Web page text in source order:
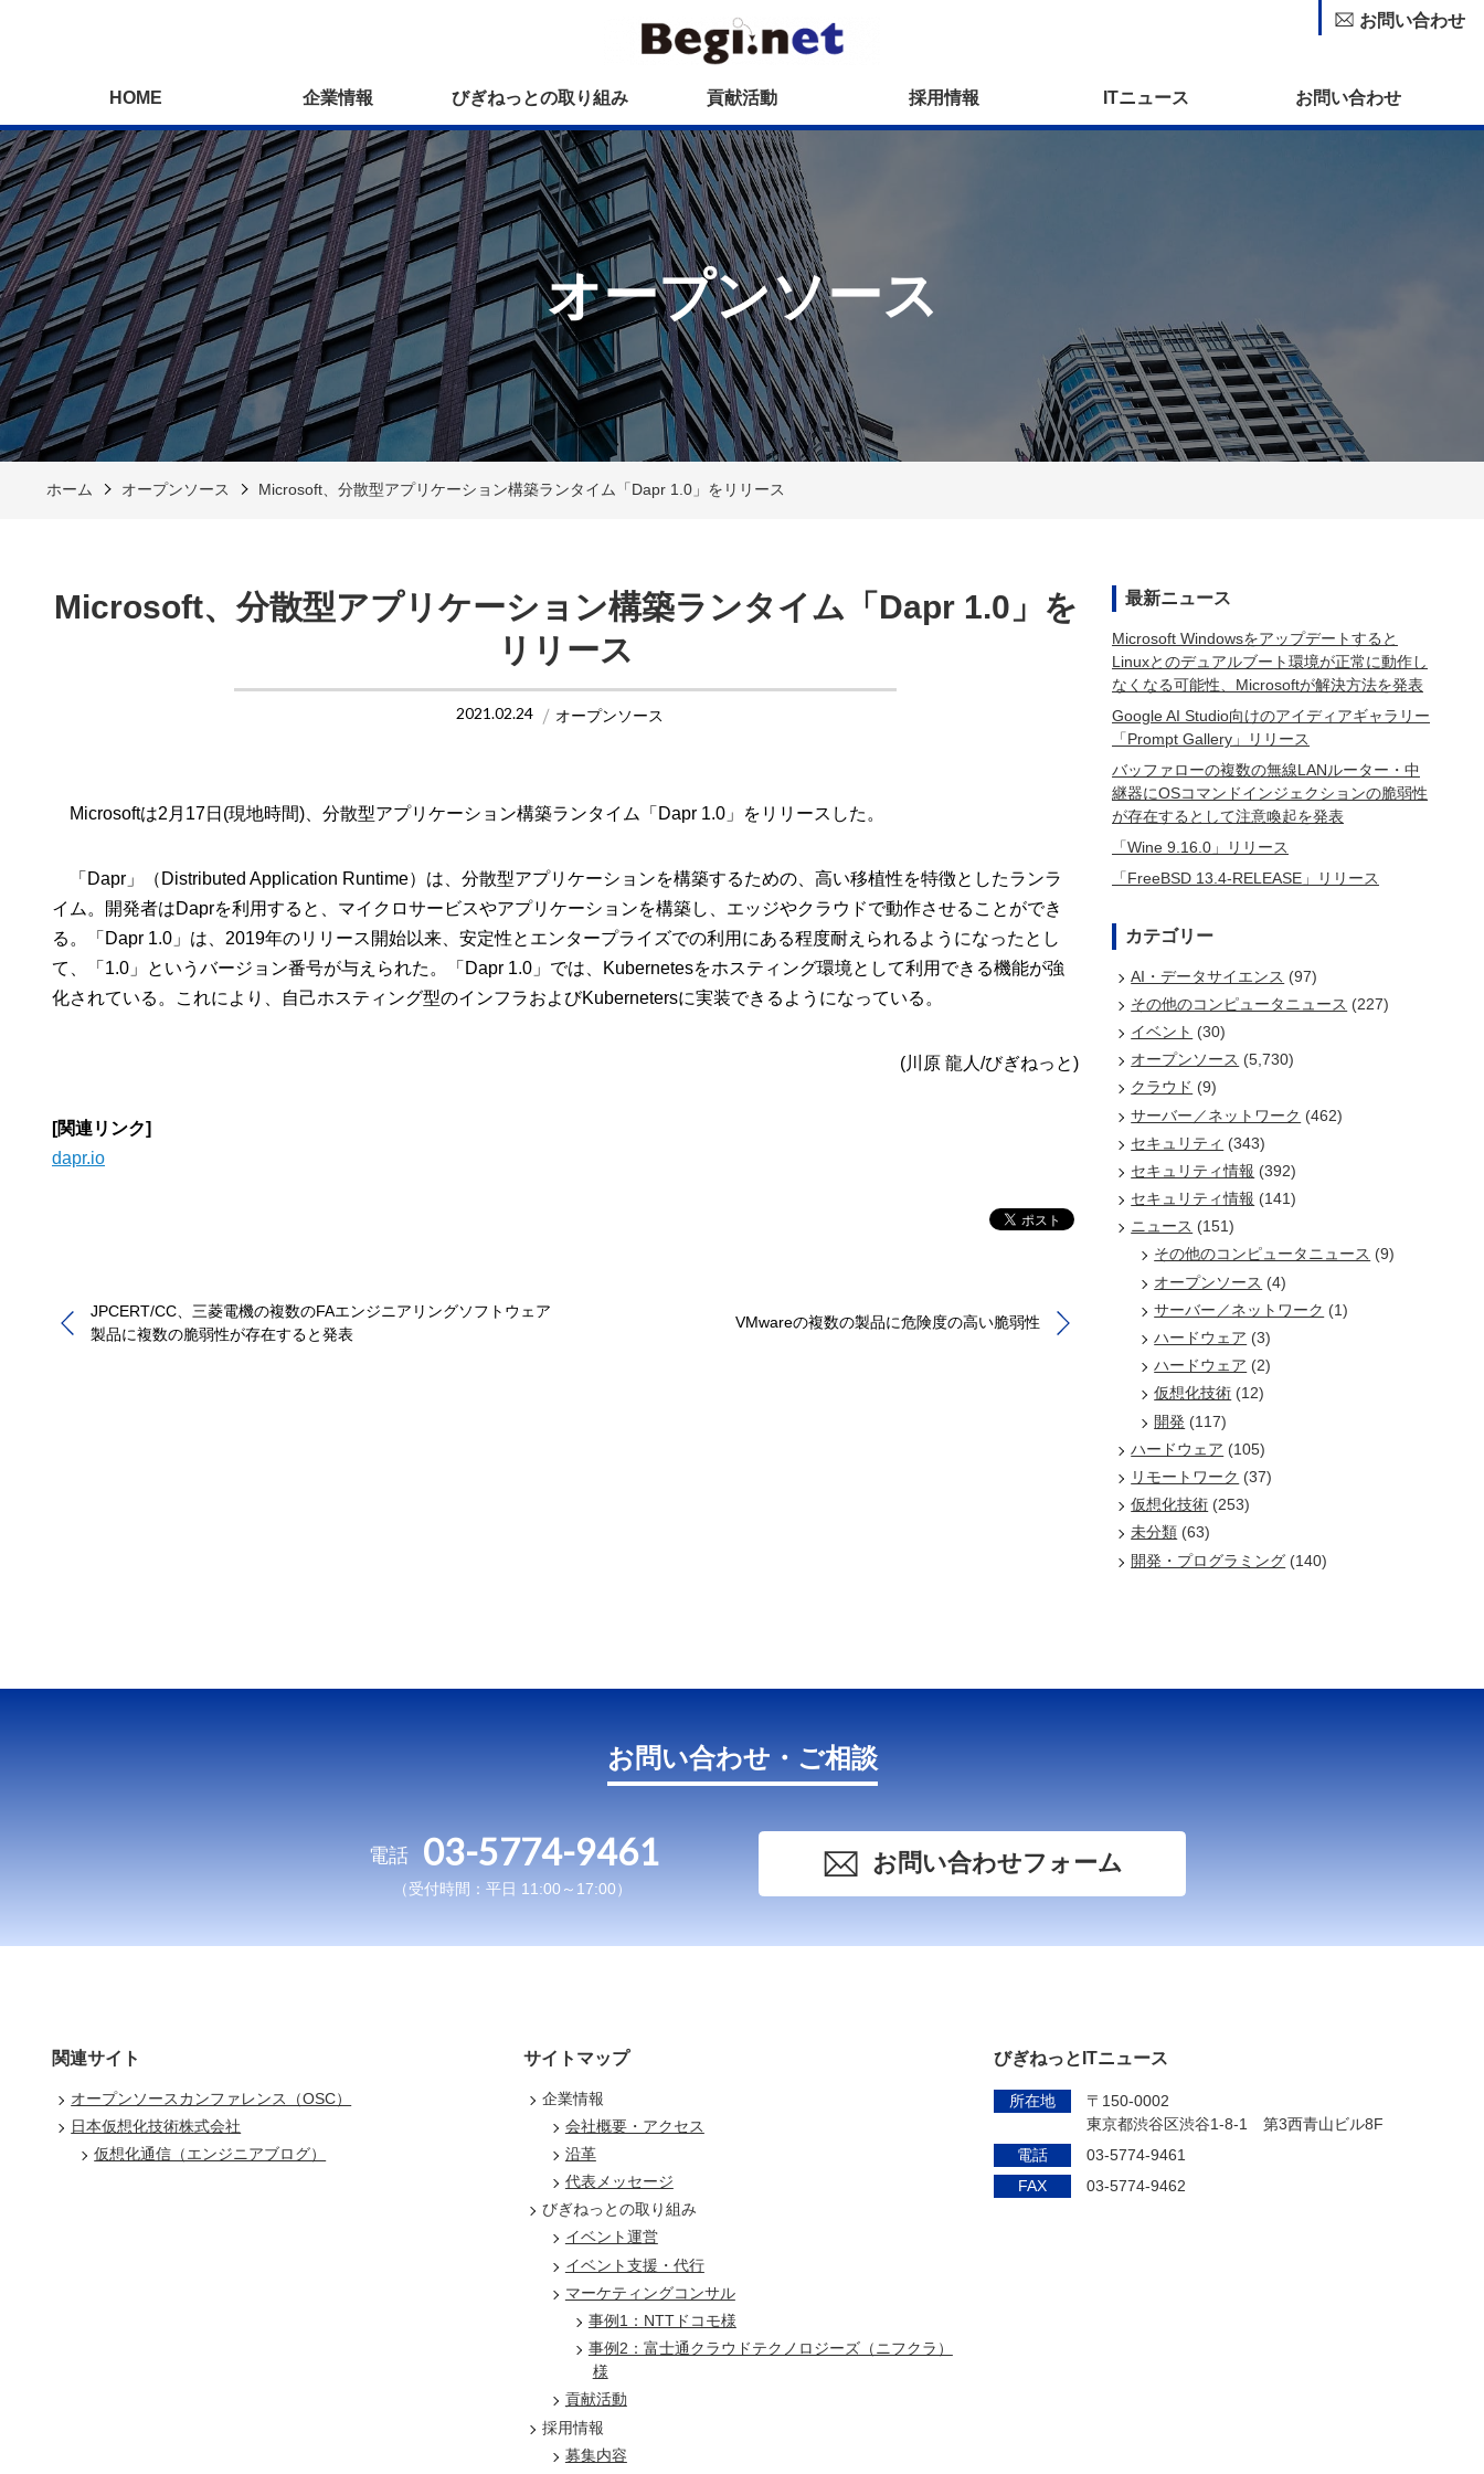
HOME 企業情報 びぎねっとの取り組み 貢献活動 採用情報 ITニュース お問い合わせ
お問い合わせ
オープンソース
ホーム オープンソース Microsoft、分散型アプリケーション構築ランタイム「Dapr 1.0」をリリース
Microsoft、分散型アプリケーション構築ランタイム「Dapr 1.0」を
リリース
2021.02.24 オープンソース
Microsoftは2月17日(現地時間)、分散型アプリケーション構築ランタイム「Dapr 1.0」をリリースした。
「Dapr」（Distributed Application Runtime）は、分散型アプリケーションを構築するための、高い移植性を特徴としたランラ
イム。開発者はDaprを利用すると、マイクロサービスやアプリケーションを構築し、エッジやクラウドで動作させることができ
る。「Dapr 1.0」は、2019年のリリース開始以来、安定性とエンタープライズでの利用にある程度耐えられるようになったとし
て、「1.0」というバージョン番号が与えられた。「Dapr 1.0」では、Kubernetesをホスティング環境として利用できる機能が強
化されている。これにより、自己ホスティング型のインフラおよびKubernetersに実装できるようになっている。
(川原 龍人/びぎねっと)
[関連リンク]
dapr.io
JPCERT/CC、三菱電機の複数のFAエンジニアリングソフトウェア
製品に複数の脆弱性が存在すると発表
VMwareの複数の製品に危険度の高い脆弱性
最新ニュース
Microsoft Windowsをアップデートすると
Linuxとのデュアルブート環境が正常に動作し
なくなる可能性、Microsoftが解決方法を発表
Google AI Studio向けのアイディアギャラリー
「Prompt Gallery」リリース
バッファローの複数の無線LANルーター・中
継器にOSコマンドインジェクションの脆弱性
が存在するとして注意喚起を発表
「Wine 9.16.0」リリース
「FreeBSD 13.4-RELEASE」リリース
カテゴリー
AI・データサイエンス (97)
その他のコンピュータニュース (227)
イベント (30)
オープンソース (5,730)
クラウド (9)
サーバー／ネットワーク (462)
セキュリティ (343)
セキュリティ情報 (392)
セキュリティ情報 (141)
ニュース (151)
その他のコンピュータニュース (9)
オープンソース (4)
サーバー／ネットワーク (1)
ハードウェア (3)
ハードウェア (2)
仮想化技術 (12)
開発 (117)
ハードウェア (105)
リモートワーク (37)
仮想化技術 (253)
未分類 (63)
開発・プログラミング (140)
お問い合わせ・ご相談
電話 03-5774-9461
（受付時間：平日 11:00～17:00）
お問い合わせフォーム
関連サイト
オープンソースカンファレンス（OSC）
日本仮想化技術株式会社
仮想化通信（エンジニアブログ）
サイトマップ
企業情報
会社概要・アクセス
沿革
代表メッセージ
びぎねっとの取り組み
イベント運営
イベント支援・代行
マーケティングコンサル
事例1：NTTドコモ様
事例2：富士通クラウドテクノロジーズ（ニフクラ）
様
貢献活動
採用情報
募集内容
びぎねっとITニュース
所在地
〒150-0002
東京都渋谷区渋谷1-8-1 第3西青山ビル8F
電話
03-5774-9461
FAX
03-5774-9462